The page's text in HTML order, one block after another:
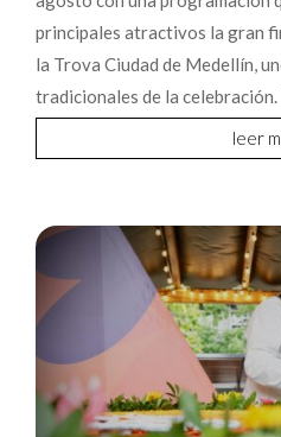
principales atractivos la gran
la Trova Ciudad de Medellín,
tradicionales de la celebración.
leer